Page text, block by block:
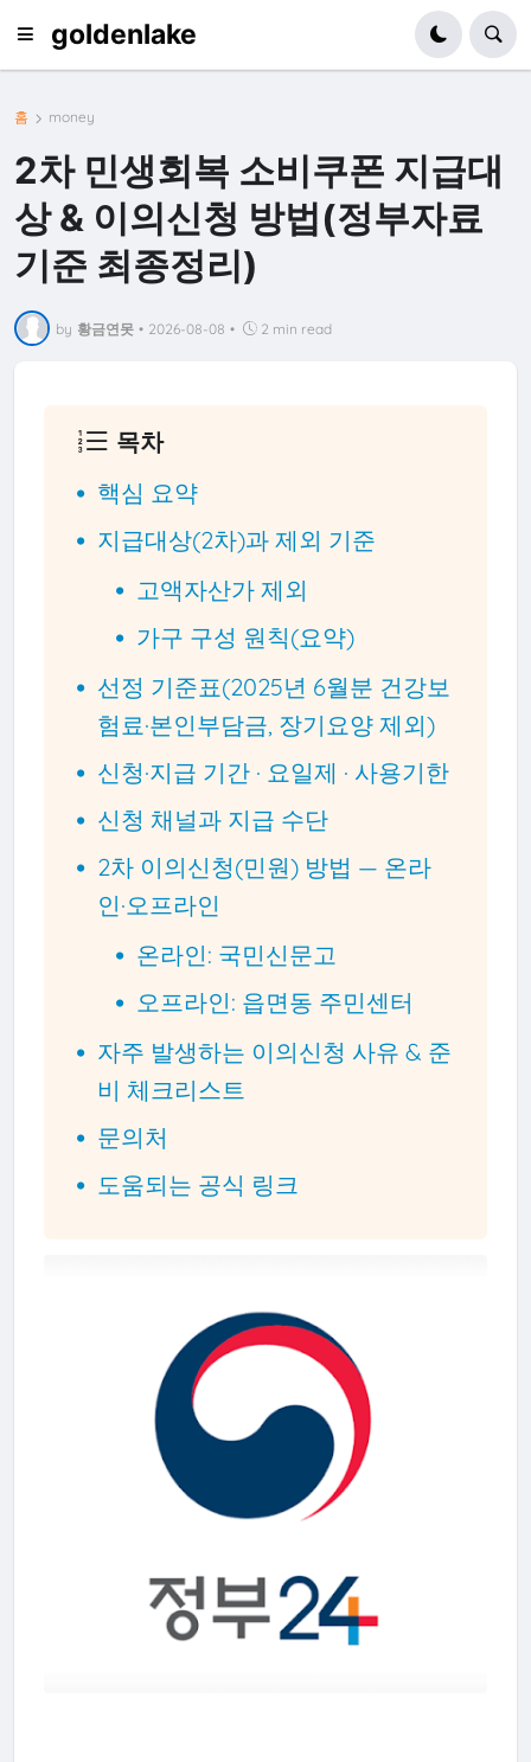
goldenlake
홈 money
2차 민생회복 소비쿠폰 지급대
상 & 이의신청 방법(정부자료
기준 최종정리)
by 황금연못 • 2026-08-08 • 2 min read
목차
핵심 요약
지급대상(2차)과 제외 기준
고액자산가 제외
가구 구성 원칙(요약)
선정 기준표(2025년 6월분 건강보
험료·본인부담금, 장기요양 제외)
신청·지급 기간 · 요일제 · 사용기한
신청 채널과 지급 수단
2차 이의신청(민원) 방법 — 온라
인·오프라인
온라인: 국민신문고
오프라인: 읍면동 주민센터
자주 발생하는 이의신청 사유 & 준
비 체크리스트
문의처
도움되는 공식 링크